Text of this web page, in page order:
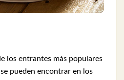
los entrantes más populares
pueden encontrar en los